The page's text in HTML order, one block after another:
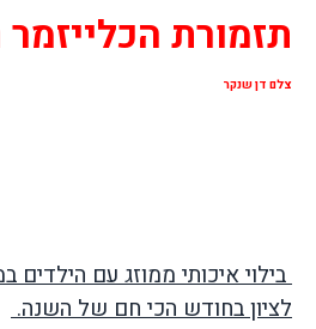
תזמורת
צלם דן שנקר
בילוי איכותי ממוזג עם הילדים
לציון בחודש הכי חם של השנה.